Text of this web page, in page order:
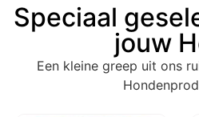
Speciaal
jouw
Een kleine greep uit ons